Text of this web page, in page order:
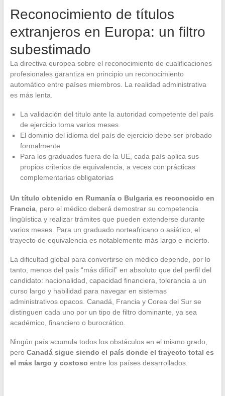
Reconocimiento de títulos
extranjeros en Europa: un filtro
subestimado
La directiva europea sobre el reconocimiento de cualificaciones
profesionales garantiza en principio un reconocimiento
automático entre países miembros. La realidad administrativa
es más lenta.
La validación del título ante la autoridad competente del país
de ejercicio toma varios meses
El dominio del idioma del país de ejercicio debe ser probado
formalmente
Para los graduados fuera de la UE, cada país aplica sus
propios criterios de equivalencia, a veces con prácticas
complementarias obligatorias
Un título obtenido en Rumanía o Bulgaria es reconocido en
Francia, pero el médico deberá demostrar su competencia
lingüística y realizar trámites que pueden extenderse durante
varios meses. Para un graduado norteafricano o asiático, el
trayecto de equivalencia es notablemente más largo e incierto.
La dificultad global para convertirse en médico depende, por lo
tanto, menos del país “más difícil” en absoluto que del perfil del
candidato: nacionalidad, capacidad financiera, tolerancia a un
curso largo y habilidad para navegar en sistemas
administrativos opacos. Canadá, Francia y Corea del Sur se
distinguen cada uno por un tipo de filtro dominante, ya sea
académico, financiero o burocrático.
Ningún país acumula todos los obstáculos en el mismo grado,
pero Canadá sigue siendo el país donde el trayecto total es
el más largo y costoso entre los países desarrollados.